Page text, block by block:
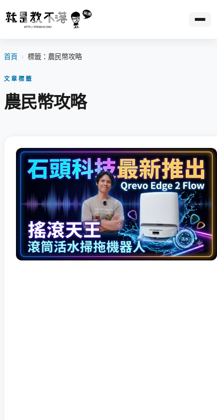
首頁 › 標籤：農民幣攻略
文章標籤
農民幣攻略